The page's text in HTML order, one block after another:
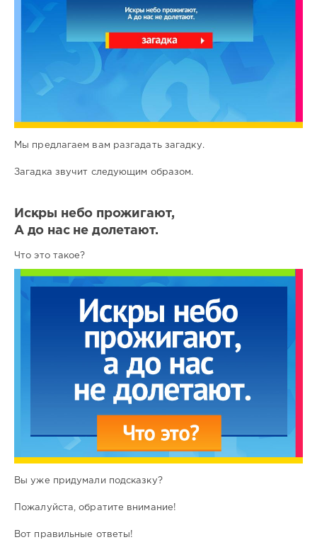
Мы предлагаем вам разгадать загадку.
Загадка звучит следующим образом.
Искры небо прожигают,
А до нас не долетают.
Что это такое?
Вы уже придумали подсказку?
Пожалуйста, обратите внимание!
Вот правильные ответы!